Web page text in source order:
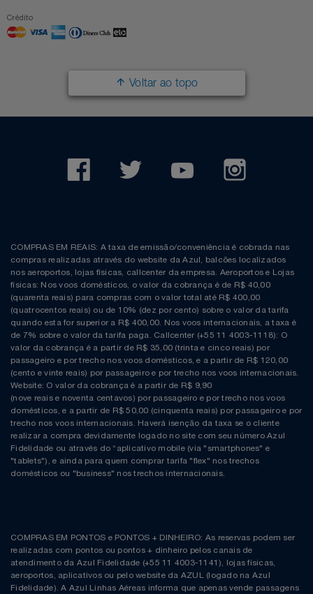
Crédito
Voltar ao topo
COMPRAS EM REAIS: A taxa de emissão/conveniência é cobrada nas
compras realizadas através do website da Azul, balcões localizados
nos aeroportos, lojas físicas, callcenter da empresa. Aeroportos e Lojas
físicas: Nos voos domésticos, o valor da cobrança é de R$ 40,00
(quarenta reais) para compras com o valor total até R$ 400,00
(quatrocentos reais) ou de 10% (dez por cento) sobre o valor da tarifa
quando esta for superior a R$ 400,00. Nos voos internacionais, a taxa é
de 7% sobre o valor da tarifa paga. Callcenter (+55 11 4003-1118): O
valor da cobrança é a partir de R$ 35,00 (trinta e cinco reais) por
passageiro e por trecho nos voos domésticos, e a partir de R$ 120,00
(cento e vinte reais) por passageiro e por trecho nos voos internacionais.
Website: O valor da cobrança é a partir de R$ 9,90
(nove reais e noventa centavos) por passageiro e por trecho nos voos
domésticos, e a partir de R$ 50,00 (cinquenta reais) por passageiro e por
trecho nos voos internacionais. Haverá isenção da taxa se o cliente
realizar a compra devidamente logado no site com seu número Azul
Fidelidade ou através do “aplicativo mobile (via "smartphones" e
"tablets"), e ainda para quem comprar tarifa "flex" nos trechos
domésticos ou "business" nos trechos internacionais.
COMPRAS EM PONTOS e PONTOS + DINHEIRO: As reservas podem ser
realizadas com pontos ou pontos + dinheiro pelos canais de
atendimento da Azul Fidelidade (+55 11 4003-1141), lojas físicas,
aeroportos, aplicativos ou pelo website da AZUL (logado na Azul
Fidelidade). A Azul Linhas Aéreas informa que apenas vende passagens